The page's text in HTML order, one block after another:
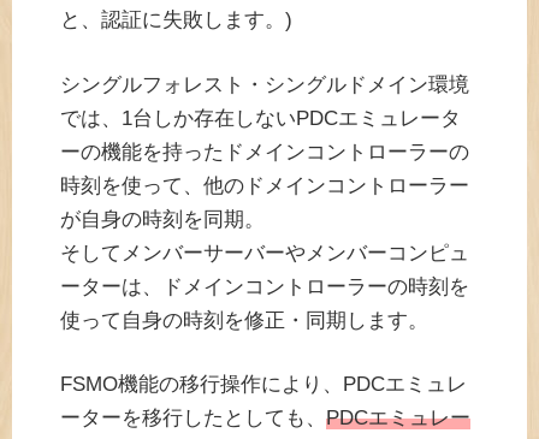
と、認証に失敗します。)
シングルフォレスト・シングルドメイン環境
では、1台しか存在しないPDCエミュレータ
ーの機能を持ったドメインコントローラーの
時刻を使って、他のドメインコントローラー
が自身の時刻を同期。
そしてメンバーサーバーやメンバーコンピュ
ーターは、ドメインコントローラーの時刻を
使って自身の時刻を修正・同期します。
FSMO機能の移行操作により、PDCエミュレ
ーターを移行したとしても、 PDCエミュレー